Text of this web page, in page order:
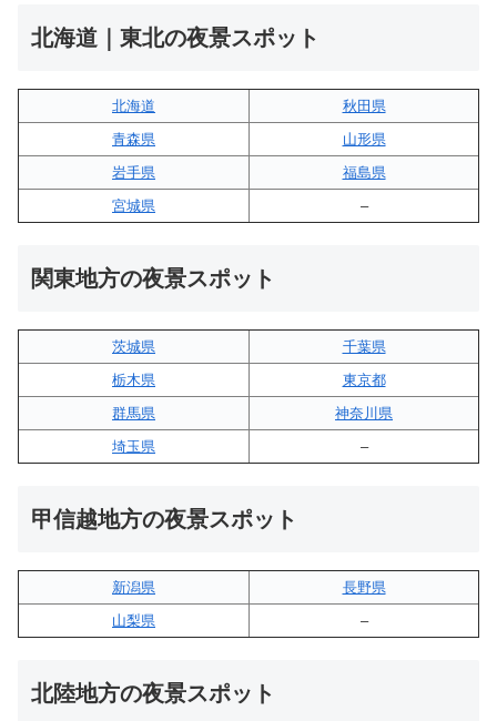
北海道｜東北の夜景スポット
北海道
秋田県
青森県
山形県
岩手県
福島県
宮城県
–
関東地方の夜景スポット
茨城県
千葉県
栃木県
東京都
群馬県
神奈川県
埼玉県
–
甲信越地方の夜景スポット
新潟県
長野県
山梨県
–
北陸地方の夜景スポット